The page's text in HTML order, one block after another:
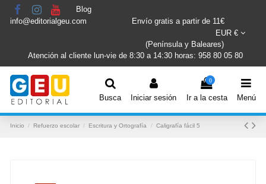
Blog
info@editorialgeu.com
Envío gratis a partir de 11€
EUR €
(Península y Baleares)
Atención al cliente lun-vie de 8:30 a 14:30 horas: 958 80 05 80
Busca Iniciar sesión
0
Ir a la cesta Menú
Inicio Refuerzo escolar Escritura y Ortografía Caligrafía fácil 5